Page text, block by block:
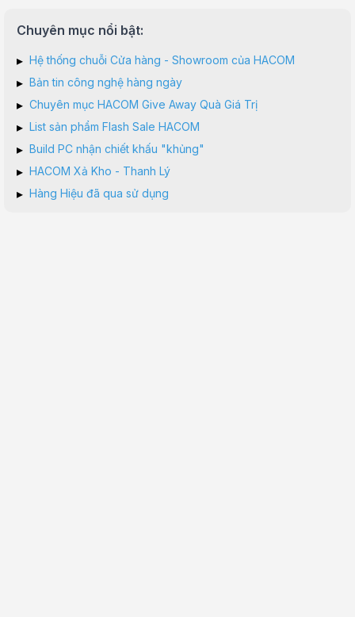
Chuyên mục nổi bật:
▸ Hệ thống chuỗi Cửa hàng - Showroom của HACOM
▸ Bản tin công nghệ hàng ngày
▸ Chuyên mục HACOM Give Away Quà Giá Trị
▸ List sản phẩm Flash Sale HACOM
▸ Build PC nhận chiết khấu "khủng"
▸ HACOM Xả Kho - Thanh Lý
▸ Hàng Hiệu đã qua sử dụng